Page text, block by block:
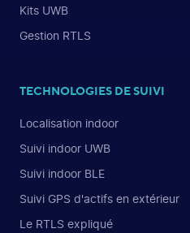
Kits UWB
Gestion RTLS
TECHNOLOGIES DE SUIVI
Localisation indoor
Suivi indoor UWB
Suivi indoor BLE
Suivi GPS d'actifs en extérieur
Le RTLS expliqué